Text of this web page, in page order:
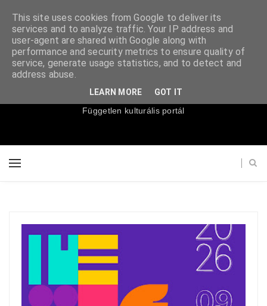
Súgópéldány
Független kulturális portál
This site uses cookies from Google to deliver its
services and to analyze traffic. Your IP address and
user-agent are shared with Google along with
performance and security metrics to ensure quality of
service, generate usage statistics, and to detect and
address abuse.
LEARN MORE GOT IT